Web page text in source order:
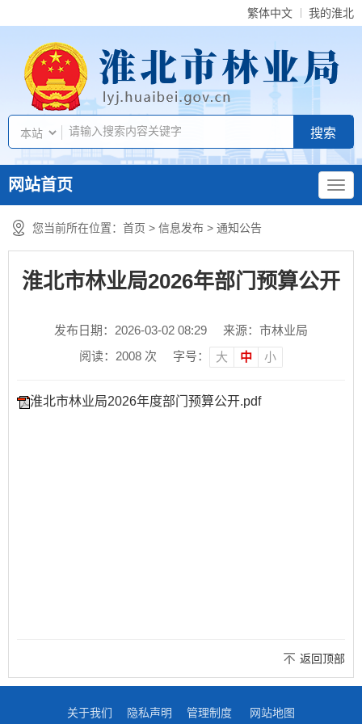
繁体中文 我的淮北
网站首页
您当前所在位置： 首页 > 信息发布 > 通知公告
淮北市林业局2026年部门预算公开
发布日期：2026-03-02 08:29
来源：市林业局
阅读： 2008 次 字号： 大 中 小
淮北市林业局2026年度部门预算公开.pdf
返回顶部
关于我们 隐私声明 管理制度 网站地图